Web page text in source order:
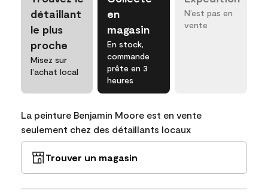
détaillant
le plus
proche
Misez sur
l’achat local
en
magasin
En stock,
commande
prête en 3
heures
N’est pas en
vente
La peinture Benjamin Moore est en vente
seulement chez des détaillants locaux
Trouver un magasin